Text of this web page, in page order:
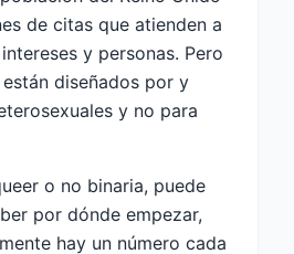
de citas que atienden a
y personas. Pero
diseñados por y
y no para
o no binaria, puede
por dónde empezar,
hay un número cada